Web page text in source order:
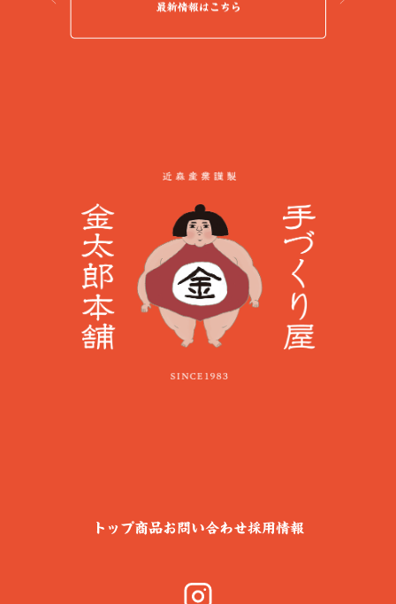
トップ商品お問い合わせ採用情報